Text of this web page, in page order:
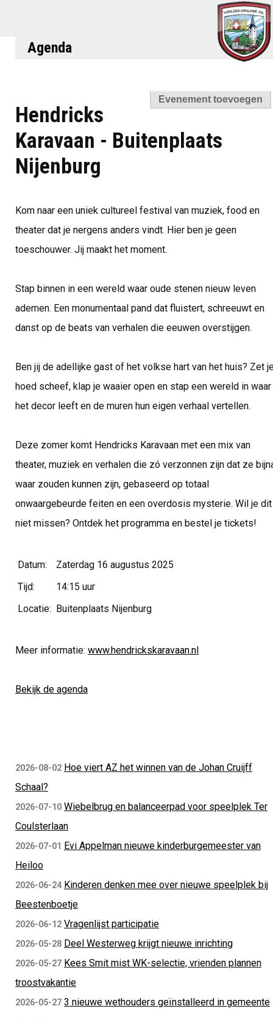
Agenda
Hendricks
Karavaan - Buitenplaats
Nijenburg
Kom naar een uniek cultureel festival van muziek, food en
theater dat je nergens anders vindt. Hier ben je geen
toeschouwer. Jij maakt het moment.
Stap binnen in een wereld waar oude stenen nieuw leven
ademen. Een monumentaal pand dat fluistert, schreeuwt en
danst op de beats van verhalen die eeuwen overstijgen.
Ben jij de adellijke gast of het volkse hart van het huis? Zet
hoed scheef, klap je waaier open en stap een wereld in waar
het decor leeft en de muren hun eigen verhaal vertellen.
Deze zomer komt Hendricks Karavaan met een mix van
theater, muziek en verhalen die zó verzonnen zijn dat ze
waar zouden kunnen zijn, gebaseerd op totaal
onwaargebeurde feiten en een overdosis mysterie. Wil je dit
niet missen? Ontdek het programma en bestel je tickets!
Datum:
Zaterdag 16 augustus 2025
Tijd:
14:15 uur
Locatie: Buitenplaats Nijenburg
Meer informatie: www.hendrickskaravaan.nl
Bekijk de agenda
2026-08-02 Hoe viert AZ het winnen van de Johan Cruijff
Schaal?
2026-07-10 Wiebelbrug en balanceerpad voor speelplek Ter
Coulsterlaan
2026-07-01 Evi Appelman nieuwe kinderburgemeester van
Heiloo
2026-06-24 Kinderen denken mee over nieuwe speelplek bij
Beestenboetje
2026-06-12 Vragenlijst participatie
2026-05-28 Deel Westerweg krijgt nieuwe inrichting
2026-05-27 Kees Smit mist WK-selectie, vrienden plannen
troostvakantie
2026-05-27 3 nieuwe wethouders geïnstalleerd in gemeente